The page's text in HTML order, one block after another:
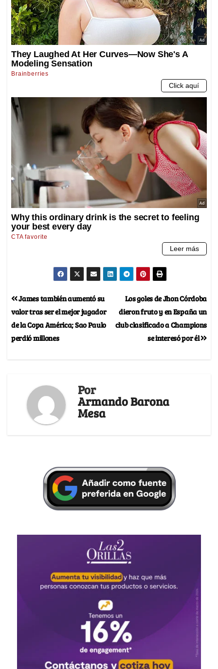
Los goles de Jhon Córdoba
dieron fruto y en España un
club clasificado a Champions
se interesó por él
James también aumentó su
valor tras ser el mejor jugador
de la Copa América; Sao Paulo
perdió millones
Por
Armando Barona
Mesa